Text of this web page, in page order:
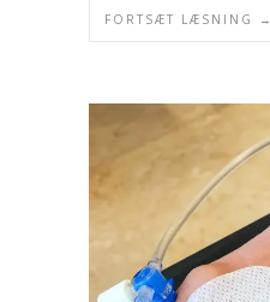
FORTSÆT LÆSNING →